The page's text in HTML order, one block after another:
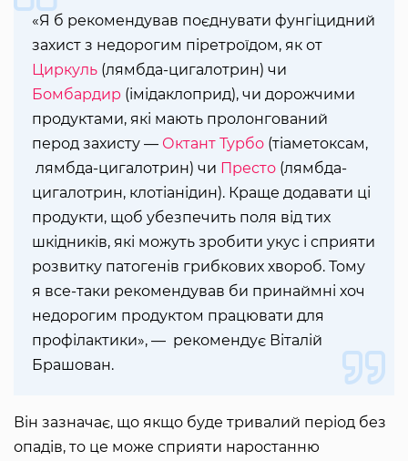
«Я б рекомендував поєднувати фунгіцидний
захист з недорогим піретроїдом, як от
Циркуль (лямбда-цигалотрин) чи
Бомбардир (імідаклоприд), чи дорожчими
продуктами, які мають пролонгований
перод захисту — Октант Турбо (тіаметоксам,
лямбда-цигалотрин) чи Престо (лямбда-
цигалотрин, клотіанідин). Краще додавати ці
продукти, щоб убезпечить поля від тих
шкідників, які можуть зробити укус і сприяти
розвитку патогенів грибкових хвороб. Тому
я все-таки рекомендував би принаймні хоч
недорогим продуктом працювати для
профілактики», — рекомендує Віталій
Брашован.
Він зазначає, що якщо буде тривалий період без
опадів, то це може сприяти наростанню